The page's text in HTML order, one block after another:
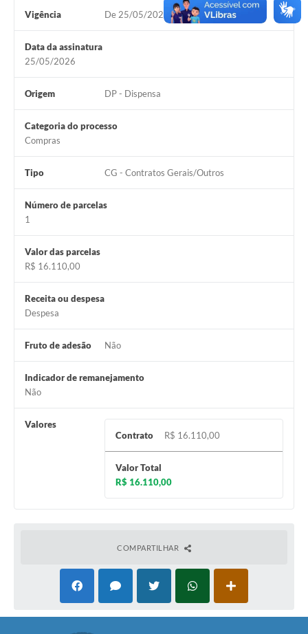
Vigência De 25/05/2026 à 25/08/2026
Data da assinatura
25/05/2026
Origem DP - Dispensa
Categoria do processo
Compras
Tipo CG - Contratos Gerais/Outros
Número de parcelas
1
Valor das parcelas
R$ 16.110,00
Receita ou despesa
Despesa
Fruto de adesão Não
Indicador de remanejamento
Não
Valores
Contrato
R$ 16.110,00
Valor Total
R$ 16.110,00
COMPARTILHAR